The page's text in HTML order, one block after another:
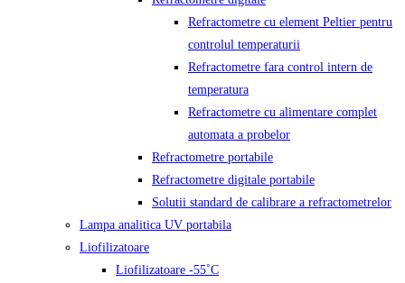
Refractometre cu element Peltier pentru
controlul temperaturii
Refractometre fara control intern de
temperatura
Refractometre cu alimentare complet
automata a probelor
Refractometre portabile
Refractometre digitale portabile
Solutii standard de calibrare a refractometrelor
Lampa analitica UV portabila
Liofilizatoare
Liofilizatoare -55˚C